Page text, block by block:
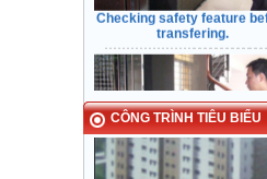
CÔNG TRÌNH TIÊU BIỂU
Các công trình tiêu biểu